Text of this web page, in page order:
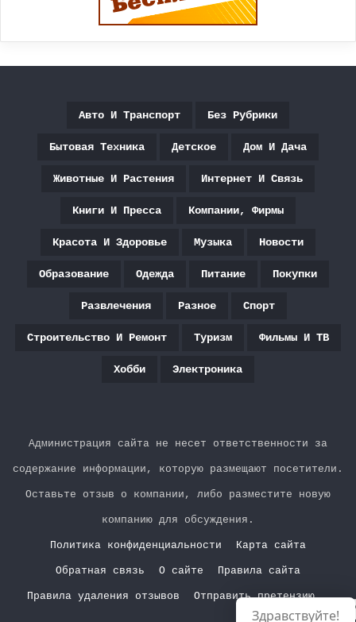
Авто И Транспорт Без Рубрики
Бытовая Техника Детское Дом И Дача
Животные И Растения Интернет И Связь
Книги И Пресса Компании, Фирмы
Красота И Здоровье Музыка Новости
Образование Одежда Питание Покупки
Развлечения Разное Спорт
Строительство И Ремонт Туризм Фильмы И ТВ
Хобби Электроника
Администрация сайта не несет ответственности за
содержание информации, которую размещают посетители.
Оставьте отзыв о компании, либо разместите новую
компанию для обсуждения.
Политика конфиденциальности Карта сайта
Обратная связь О сайте Правила сайта
Правила удаления отзывов
Отправить претензию
Здравствуйте!